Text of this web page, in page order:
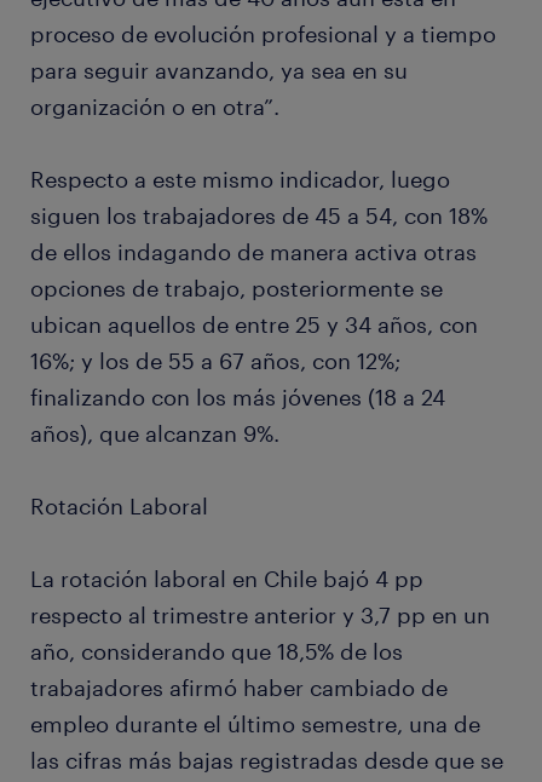
proceso de evolución profesional y a tiempo
para seguir avanzando, ya sea en su
organización o en otra”.
Respecto a este mismo indicador, luego
siguen los trabajadores de 45 a 54, con 18%
de ellos indagando de manera activa otras
opciones de trabajo, posteriormente se
ubican aquellos de entre 25 y 34 años, con
16%; y los de 55 a 67 años, con 12%;
finalizando con los más jóvenes (18 a 24
años), que alcanzan 9%.
Rotación Laboral
La rotación laboral en Chile bajó 4 pp
respecto al trimestre anterior y 3,7 pp en un
año, considerando que 18,5% de los
trabajadores afirmó haber cambiado de
empleo durante el último semestre, una de
las cifras más bajas registradas desde que se